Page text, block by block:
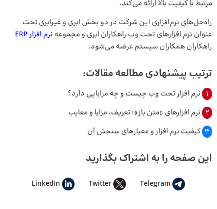
مرتبط با کیفیت بالا ارائه می‌کند.
راه‌حل‌های نرم‌افزاری این شرکت در دو بخش ابری و غیرابری تحت
عنوان نرم افزارهای تحت وب راهکاران ابری و مجموعه نرم افزار ERP
راهکاران همکاران سیستم عرضه می‌شود.
ترتیب پیشنهادی مطالعه مقالات:
1 نرم افزار تحت وب چیست و چه مزایایی دارد؟
2 نرم افزارهای «متن باز»؛ تعریف، مزایا و معایب
3 کیفیت نرم‌ افزار و معیارهای سنجش آن
این صفحه را به اشتراک بگذارید
Telegram
Twitter
LinkedIn